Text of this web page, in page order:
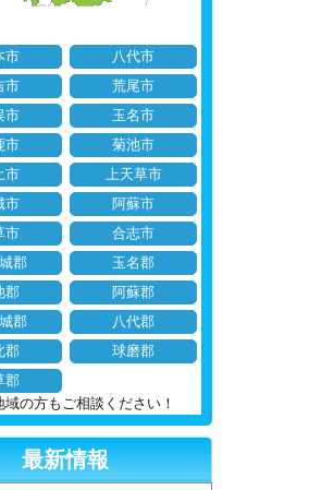
市
八代市
市
荒尾市
市
玉名市
市
菊池市
市
上天草市
市
阿蘇市
市
合志市
郡
玉名郡
郡
阿蘇郡
郡
八代郡
郡
球磨郡
郡
域の方もご相談ください！
最新情報